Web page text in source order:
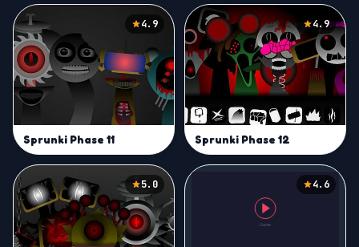
4.9
Sprunki Phase 11
4.9
Sprunki Phase 12
5.0 4.6